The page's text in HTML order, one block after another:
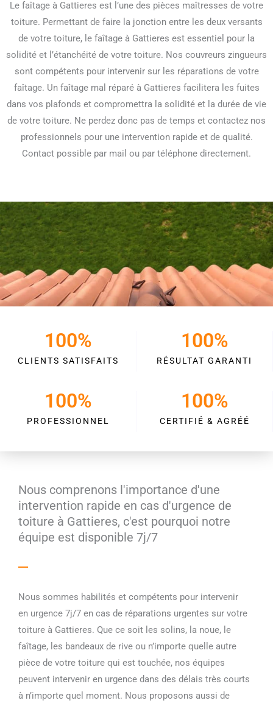
Le faîtage à Gattieres est l’une des pièces maîtresses de votre
toiture. Permettant de faire la jonction entre les deux versants
de votre toiture, le faîtage à Gattieres est essentiel pour la
solidité et l’étanchéité de votre toiture. Nos couvreurs zingueurs
sont compétents pour intervenir sur les réparations de votre
faîtage. Un faîtage mal réparé à Gattieres facilitera les fuites
dans vos plafonds et compromettra la solidité et la durée de vie
de votre toiture. Ne perdez donc pas de temps et contactez nos
professionnels pour une intervention rapide et de qualité.
Contact possible par mail ou par téléphone directement.
CLIENTS SATISFAITS
100%
RÉSULTAT GARANTI
100%
PROFESSIONNEL
100%
CERTIFIÉ & AGRÉÉ
100%
Nous comprenons l'importance d'une
intervention rapide en cas d'urgence de
toiture à Gattieres, c'est pourquoi notre
équipe est disponible 7j/7
Nous sommes habilités et compétents pour intervenir
en urgence 7j/7 en cas de réparations urgentes sur votre
toiture à Gattieres. Que ce soit les solins, la noue, le
faîtage, les bandeaux de rive ou n’importe quelle autre
pièce de votre toiture qui est touchée, nos équipes
peuvent intervenir en urgence dans des délais très courts
à n’importe quel moment. Nous proposons aussi de